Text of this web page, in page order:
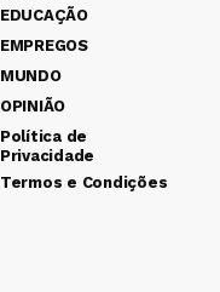
EDUCAÇÃO
EMPREGOS
MUNDO
OPINIÃO
Política de
Privacidade
Termos e Condições